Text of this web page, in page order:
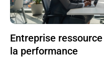
Entreprise
la performance